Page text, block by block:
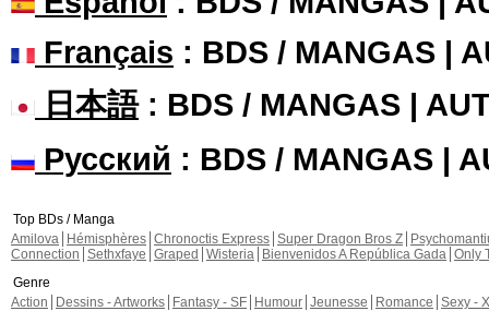
Français : BDS / MANGAS |
日本語: BDS / MANGAS |
Русский : BDS / MANGAS |
Top BDs / Manga
Amilova
Hémisphères Chronoctis Express Super Dragon Bros Z
Connection Sethxfaye Graped Wisteria Bienvenidos A República Gada Only
Genre
Action
Dessins - Artworks Fantasy - SF Humour Jeunesse Romance Sexy -